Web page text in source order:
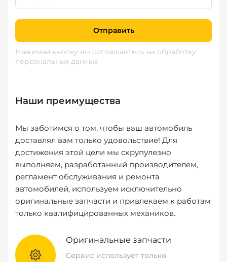
Отправить
Нажимая кнопку вы соглашаетесь на обработку
персональных данных
Наши преимущества
Мы заботимся о том, чтобы ваш автомобиль
доставлял вам только удовольствие! Для
достижения этой цели мы скрупулезно
выполняем, разработанный производителем,
регламент обслуживания и ремонта
автомобилей, используем исключительно
оригинальные запчасти и привлекаем к работам
только квалифицированных механиков.
Оригинальные запчасти
Сервис использует только